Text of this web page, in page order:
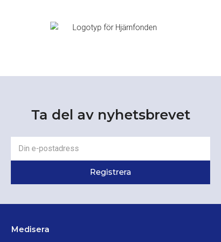
Ta del av nyhetsbrevet
Medisera